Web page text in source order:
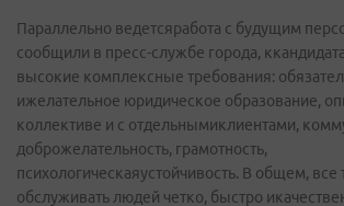
Параллельно ведетсяработа с будущим
сообщили в пресс-службе города,
высокие комплексные требования:
ижелательное юридическое образование,
коллективе и с отдельнымиклиентами,
доброжелательность, грамотность,
психологическаяустойчивость. В общем, все
обслуживать людей четко, быстро